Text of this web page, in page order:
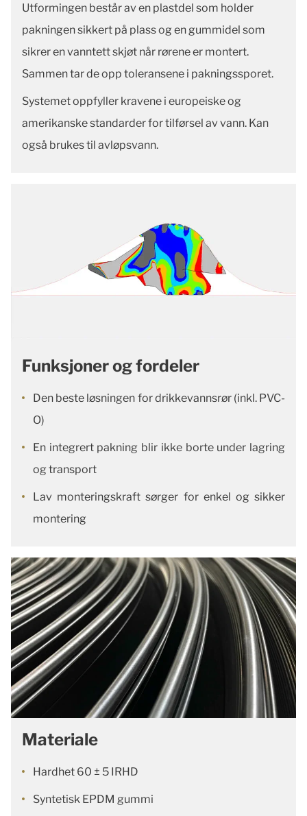
Utformingen består av en plastdel som holder
pakningen sikkert på plass og en gummidel som
sikrer en vanntett skjøt når rørene er montert.
Sammen tar de opp toleransene i pakningssporet.
Systemet oppfyller kravene i europeiske og
amerikanske standarder for tilførsel av vann. Kan
også brukes til avløpsvann.
Funksjoner og fordeler
Den beste løsningen for drikkevannsrør (inkl. PVC-
O)
En integrert pakning blir ikke borte under lagring
og transport
Lav monteringskraft sørger for enkel og sikker
montering
Materiale
Hardhet 60 ± 5 IRHD
Syntetisk EPDM gummi